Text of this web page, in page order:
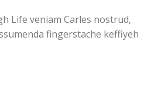
Life veniam Carles nostrud,
fingerstache keffiyeh